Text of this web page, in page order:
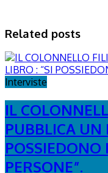
Related posts
Interviste
IL
PUBBLICA UN
POSSIEDONO
PERSONE”.